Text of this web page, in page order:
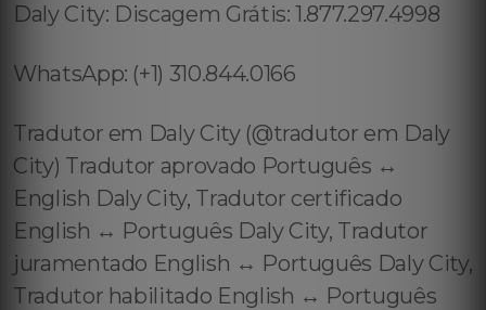
Daly City: Discagem Grátis: 1.877.297.4998
WhatsApp: (+1) 310.844.0166
Tradutor em Daly City (@tradutor em Daly
City) Tradutor aprovado Português ↔️
English Daly City, Tradutor certificado
English ↔️ Português Daly City, Tradutor
juramentado English ↔️ Português Daly City,
Tradutor habilitado English ↔️ Português